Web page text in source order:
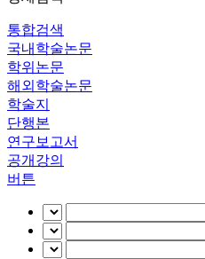
통합검색
국내학술논문
학위논문
해외학술논문
학술지
단행본
연구보고서
공개강의
버튼